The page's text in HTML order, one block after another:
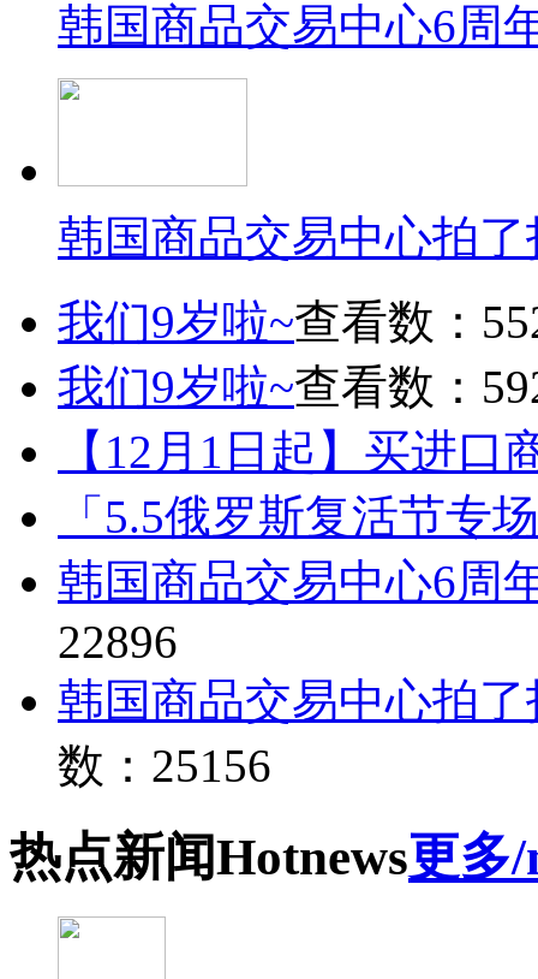
韩国商品交易中心6周
韩国商品交易中心拍
我们9岁啦~查看数：
我们9岁啦~查看数：
【12月1日起】买进口
「5.5俄罗斯复活节专
韩国商品交易中心6周
22896
韩国商品交易中心拍
数：25156
热点新闻Hotnews更多